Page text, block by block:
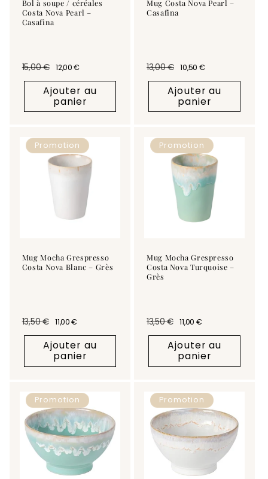
Bol à soupe / céréales
Costa Nova Pearl –
Casafina
Prix habituel
15,00 €
Prix promotionnel
12,00 €
Ajouter au
panier
Mug Costa Nova Pearl –
Casafina
Prix habituel
13,00 €
Prix promotionnel
10,50 €
Ajouter au
panier
Promotion
Mug Mocha Grespresso
Costa Nova Blanc – Grès
Prix habituel
13,50 €
Prix promotionnel
11,00 €
Ajouter au
panier
Promotion
Mug Mocha Grespresso
Costa Nova Turquoise –
Grès
Prix habituel
13,50 €
Prix promotionnel
11,00 €
Ajouter au
panier
Promotion Promotion